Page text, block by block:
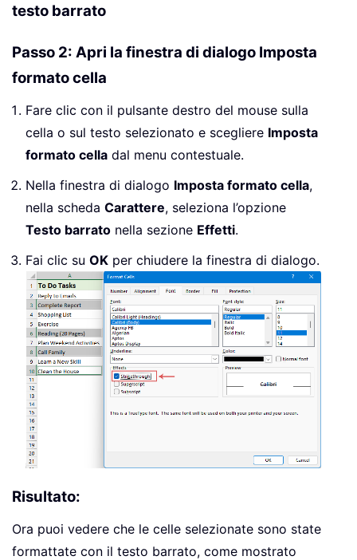
testo barrato
Passo 2: Apri la finestra di dialogo Imposta
formato cella
Fare clic con il pulsante destro del mouse sulla
cella o sul testo selezionato e scegliere Imposta
formato cella dal menu contestuale.
Nella finestra di dialogo Imposta formato cella,
nella scheda Carattere, seleziona l’opzione
Testo barrato nella sezione Effetti.
Fai clic su OK per chiudere la finestra di dialogo.
Risultato:
Ora puoi vedere che le celle selezionate sono state
formattate con il testo barrato, come mostrato